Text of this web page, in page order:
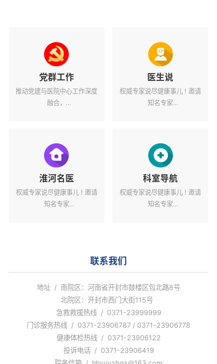
党群工作
推动党建与医院中心工作深度
融合，
医生说
权威专家说尽健康事儿 ! 邀请
知名专家
淮河名医
权威专家说尽健康事儿 ! 邀请
知名专家
科室导航
权威专家说尽健康事儿 ! 邀请
知名专家
联系我们
地址 / 南院区：河南省开封市鼓楼区包北路8号
北院区：开封市西门大街115号
急救救援热线 / 0371-23999999
门诊服务热线 / 0371-23906787 / 0371-23906778
健康体检热线 / 0371-23906122
投诉电话 / 0371-23906419